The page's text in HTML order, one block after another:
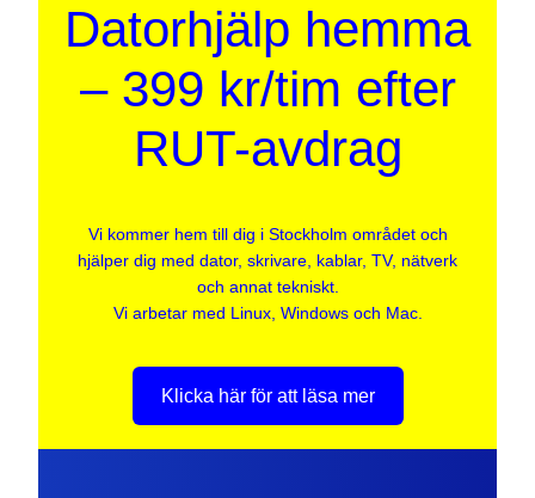
Datorhjälp hemma
– 399 kr/tim efter
RUT-avdrag
Vi kommer hem till dig i Stockholm området och
hjälper dig med dator, skrivare, kablar, TV, nätverk
och annat tekniskt.
Vi arbetar med Linux, Windows och Mac.
Klicka här för att läsa mer